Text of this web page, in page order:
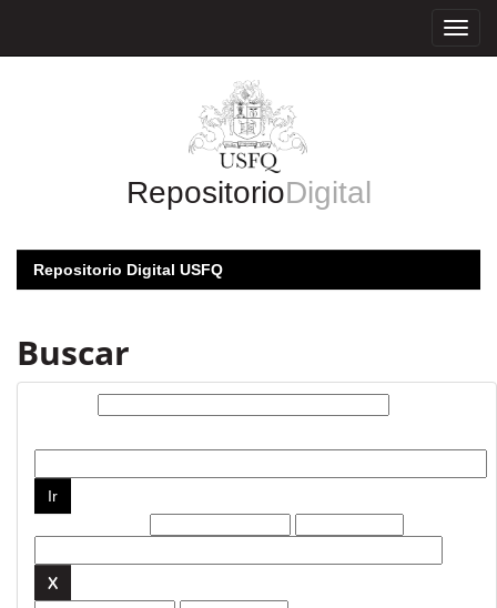
RepositorioDigital
Repositorio Digital USFQ
Buscar